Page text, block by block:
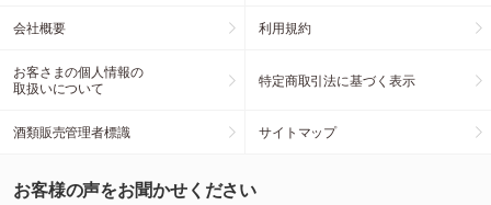
会社概要 利用規約
お客さまの個人情報の
取扱いについて
特定商取引法に基づく表示
酒類販売管理者標識 サイトマップ
お客様の声をお聞かせください